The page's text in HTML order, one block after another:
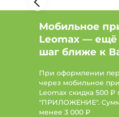
Мобильное
Leomax — ещё
шаг ближе к
При оформлении
через мобильное
Leomax скидка 500
"ПРИЛОЖЕНИЕ".
менее 3 000 ₽